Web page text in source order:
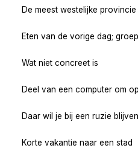
De meest westelijke
Eten van de vorige dag;
Wat niet concreet is
Deel van een computer om
Daar wil je bij een ruzie blijven
Korte vakantie naar een stad